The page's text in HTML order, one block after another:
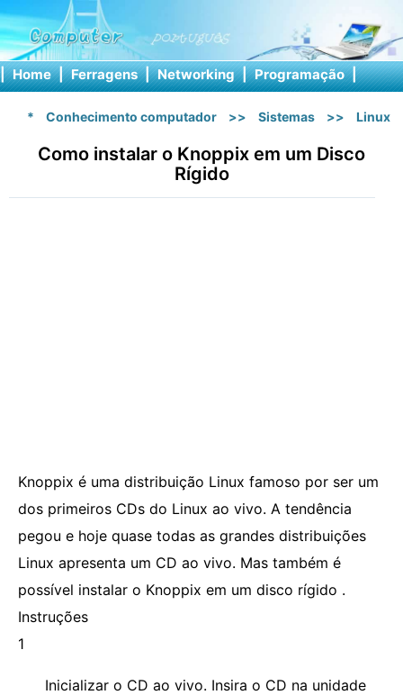
| Home | Ferragens | Networking | Programação |
* Conhecimento computador >> Sistemas >> Linux
Como instalar o Knoppix em um Disco
Rígido
Knoppix é uma distribuição Linux famoso por ser um
dos primeiros CDs do Linux ao vivo. A tendência
pegou e hoje quase todas as grandes distribuições
Linux apresenta um CD ao vivo. Mas também é
possível instalar o Knoppix em um disco rígido .
Instruções
1
Inicializar o CD ao vivo. Insira o CD na unidade